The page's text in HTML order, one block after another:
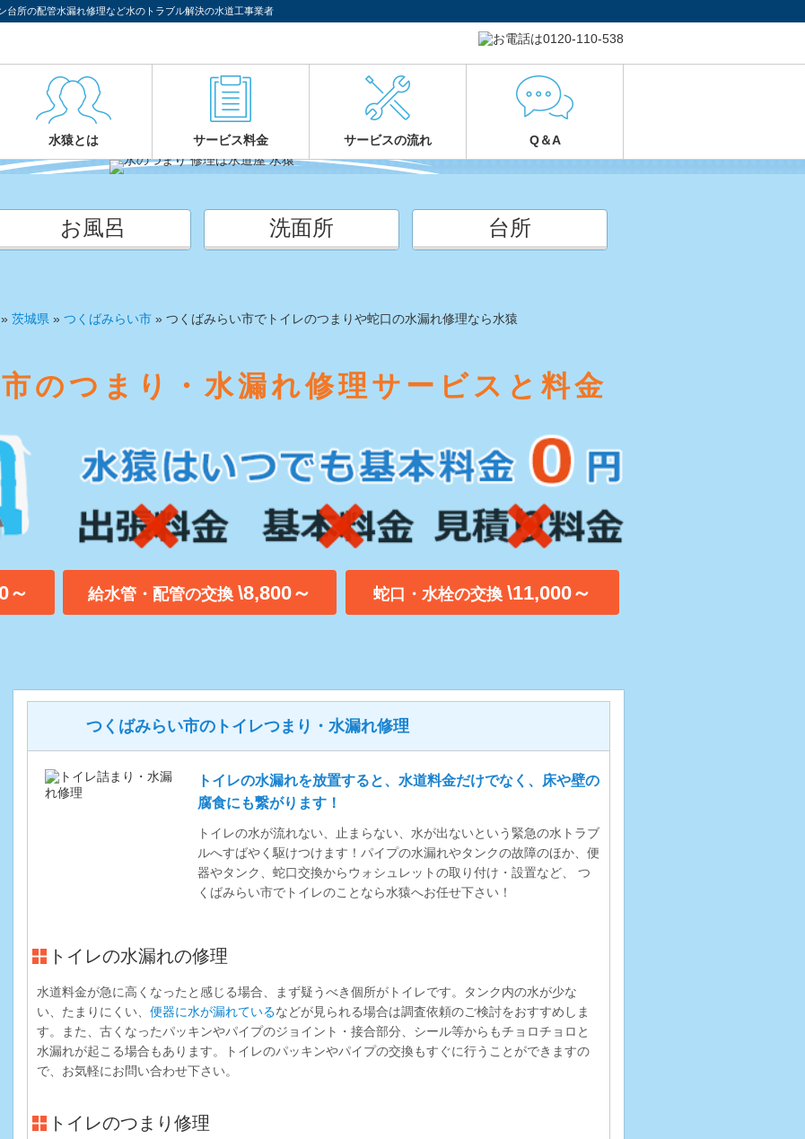
台所の配管水漏れ修理など水のトラブル解決の水道工事業者
水猿とは サービス料金 サービスの流れ Q＆A
お風呂 洗面所 台所
» 茨城県 » つくばみらい市 » つくばみらい市でトイレのつまりや蛇口の水漏れ修理なら水猿
のつまり・水漏れ修理サービスと料金
～ 給水管・配管の交換 \8,800～ 蛇口・水栓の交換 \11,000～
つくばみらい市のトイレつまり・水漏れ修理
トイレの水漏れを放置すると、水道料金だけでなく、床や壁の
腐食にも繋がります！
トイレの水が流れない、止まらない、水が出ないという緊急の水トラブ
ルへすばやく駆けつけます！パイプの水漏れやタンクの故障のほか、便
器やタンク、蛇口交換からウォシュレットの取り付け・設置など、 つ
くばみらい市でトイレのことなら水猿へお任せ下さい！
トイレの水漏れの修理
水道料金が急に高くなったと感じる場合、まず疑うべき個所がトイレです。タンク内の水が少な
い、たまりにくい、 便器に水が漏れているなどが見られる場合は調査依頼のご検討をおすすめしま
す。また、古くなったパッキンやパイプのジョイント・接合部分、シール等からもチョロチョロと
水漏れが起こる場合もあります。トイレのパッキンやパイプの交換もすぐに行うことができますの
で、お気軽にお問い合わせ下さい。
トイレのつまり修理